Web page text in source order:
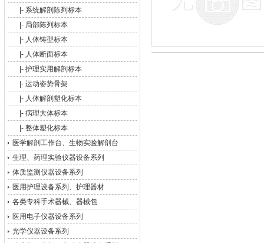
|- 系统解剖陈列标本
|- 局部陈列标本
|- 人体铸型标本
|- 人体断面标本
|- 护理实用解剖标本
|- 运动姿势骨架
|- 人体解剖塑化标本
|- 病理大体标本
|- 整体塑化标本
医学解剖工作台、生物实验解剖台
生理、药理实验仪器设备系列
体质监测仪器设备系列
医用护理设备系列、护理器材
各类专科手术器械、器械包
医用电子仪器设备系列
光学仪器设备系列